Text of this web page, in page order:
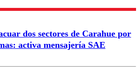
dos sectores de Carahue por
activa mensajería SAE